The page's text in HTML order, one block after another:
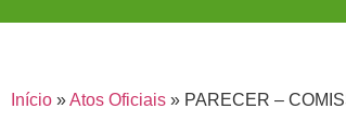
Início »Atos Oficiais » PARECER –